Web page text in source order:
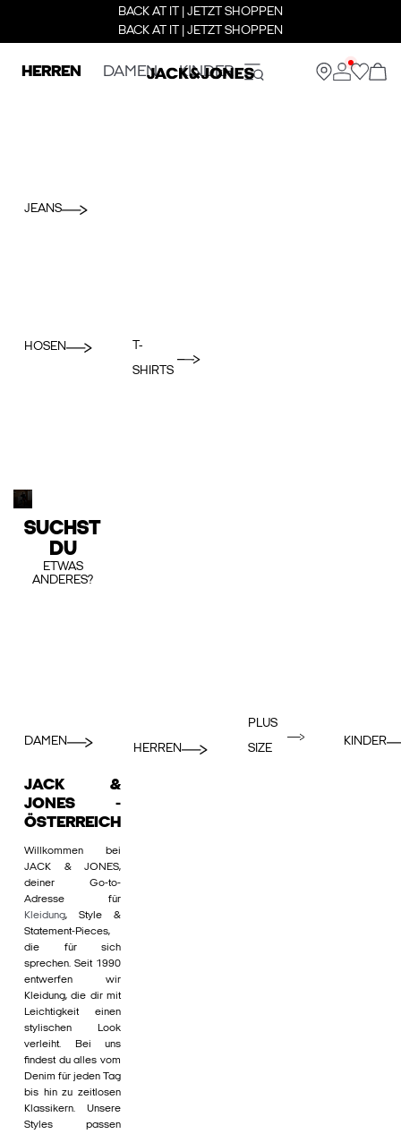
BACK AT IT | JETZT SHOPPEN
BACK AT IT | JETZT SHOPPEN
HERREN DAMEN KINDER
JEANS
HOSEN
T-
SHIRTS
SUCHST
DU
ETWAS
ANDERES?
DAMEN
HERREN
PLUS
SIZE
KINDER
JACK &
JONES -
ÖSTERREICH
Willkommen bei
JACK & JONES,
deiner Go-to-
Adresse für
Kleidung, Style &
Statement-Pieces,
die für sich
sprechen. Seit 1990
entwerfen wir
Kleidung, die dir mit
Leichtigkeit einen
stylischen Look
verleiht. Bei uns
findest du alles vom
Denim für jeden Tag
bis hin zu zeitlosen
Klassikern. Unsere
Styles passen